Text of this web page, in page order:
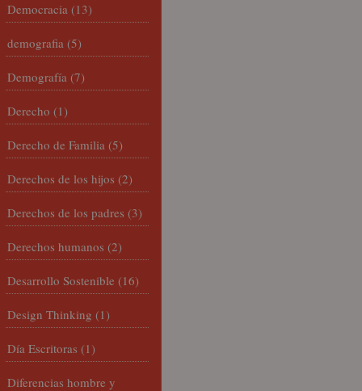
Democracia (13)
demografia (5)
Demografía (7)
Derecho (1)
Derecho de Familia (5)
Derechos de los hijos (2)
Derechos de los padres (3)
Derechos humanos (2)
Desarrollo Sostenible (16)
Design Thinking (1)
Día Escritoras (1)
Diferencias hombre y